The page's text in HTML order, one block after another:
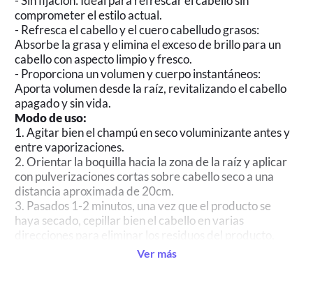
comprometer el estilo actual.
- Refresca el cabello y el cuero cabelludo grasos:
Absorbe la grasa y elimina el exceso de brillo para un
cabello con aspecto limpio y fresco.
- Proporciona un volumen y cuerpo instantáneos:
Aporta volumen desde la raíz, revitalizando el cabello
apagado y sin vida.
Modo de uso:
1. Agitar bien el champú en seco voluminizante antes y
entre vaporizaciones.
2. Orientar la boquilla hacia la zona de la raíz y aplicar
con pulverizaciones cortas sobre cabello seco a una
distancia aproximada de 20cm.
3. Pasados 1-2 minutos, una vez que el producto se
haya secado, cepillar bien el cabello en varias
4. En caso de obstrucción, sumergir el vaporizador en
Ver más